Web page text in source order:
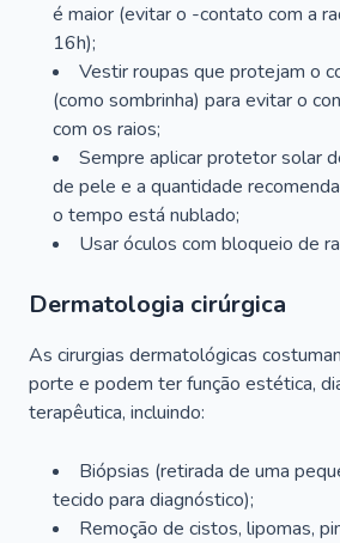
é maior (evitar o -contato com a
16h);
Vestir roupas que protejam o
(como sombrinha) para evitar o
com os raios;
Sempre aplicar protetor solar
de pele e a quantidade
o tempo está nublado;
Usar óculos com bloqueio de
Dermatologia cirúrgica
As cirurgias dermatológicas
porte e podem ter função estética,
terapêutica, incluindo:
Biópsias (retirada de uma
tecido para diagnóstico);
Remoção de cistos, lipomas,